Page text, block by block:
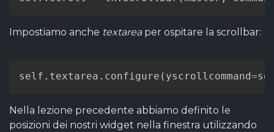
Impostiamo anche textareaper ospitare la scrollbar:
self . textarea . configure ( yscrollcommand=
Nella lezione precedente abbiamo definito le
posizioni dei nostri widget nella finestra utilizzando